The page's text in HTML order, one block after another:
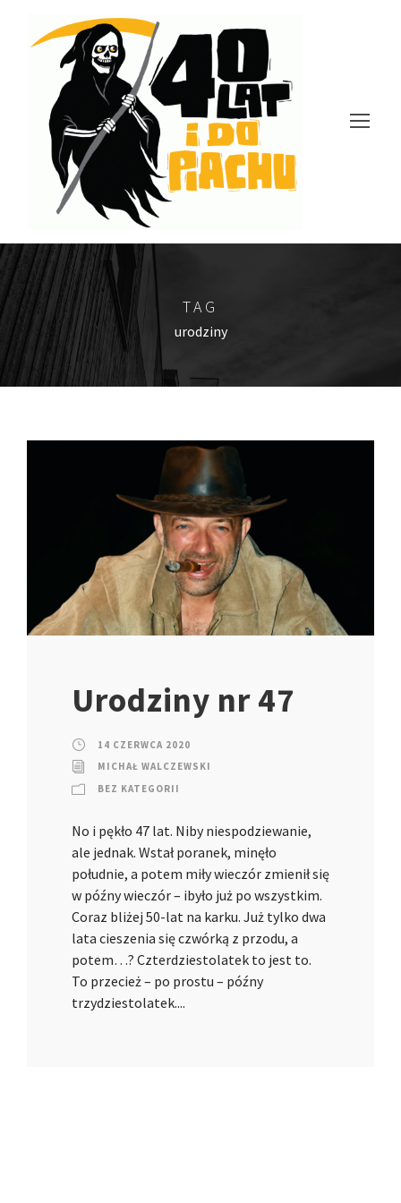
TAG
urodziny
Urodziny nr 47
14 CZERWCA 2020
MICHAŁ WALCZEWSKI
BEZ KATEGORII
No i pękło 47 lat. Niby niespodziewanie,
ale jednak. Wstał poranek, minęło
południe, a potem miły wieczór zmienił się
w późny wieczór – ibyło już po wszystkim.
Coraz bliżej 50-lat na karku. Już tylko dwa
lata cieszenia się czwórką z przodu, a
potem…? Czterdziestolatek to jest to.
To przecież – po prostu – późny
trzydziestolatek....